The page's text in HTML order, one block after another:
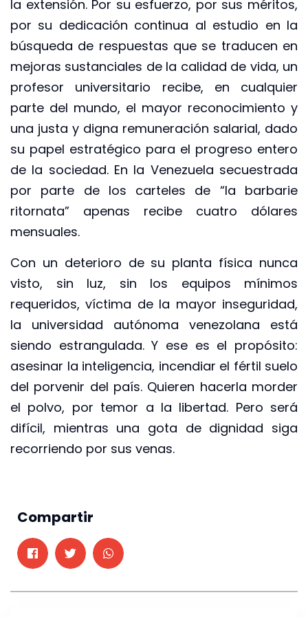
la extensión. Por su esfuerzo, por sus méritos,
por su dedicación continua al estudio en la
búsqueda de respuestas que se traducen en
mejoras sustanciales de la calidad de vida, un
profesor universitario recibe, en cualquier
parte del mundo, el mayor reconocimiento y
una justa y digna remuneración salarial, dado
su papel estratégico para el progreso entero
de la sociedad. En la Venezuela secuestrada
por parte de los carteles de “la barbarie
ritornata” apenas recibe cuatro dólares
mensuales.
Con un deterioro de su planta física nunca
visto, sin luz, sin los equipos mínimos
requeridos, víctima de la mayor inseguridad,
la universidad autónoma venezolana está
siendo estrangulada. Y ese es el propósito:
asesinar la inteligencia, incendiar el fértil suelo
del porvenir del país. Quieren hacerla morder
el polvo, por temor a la libertad. Pero será
difícil, mientras una gota de dignidad siga
recorriendo por sus venas.
Compartir